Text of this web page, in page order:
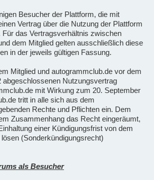
Besucher der Plattform, die mit
Vertrag über die Nutzung der Plattform
das Vertragsverhältnis zwischen
dem Mitglied gelten ausschließlich diese
in der jeweils gültigen Fassung.
Mitglied und autogrammclub.de vor dem
abgeschlossenen Nutzungsvertrag
mit Wirkung zum 20. September
tritt in alle sich aus dem
Rechte und Pflichten ein. Dem
Zusammenhang das Recht eingeräumt,
einer Kündigungsfrist von dem
(Sonderkündigungsrecht)
als Besucher